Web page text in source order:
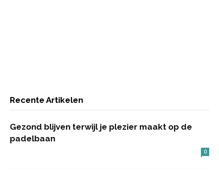
Recente Artikelen
Gezond blijven terwijl je plezier maakt op de
padelbaan
0